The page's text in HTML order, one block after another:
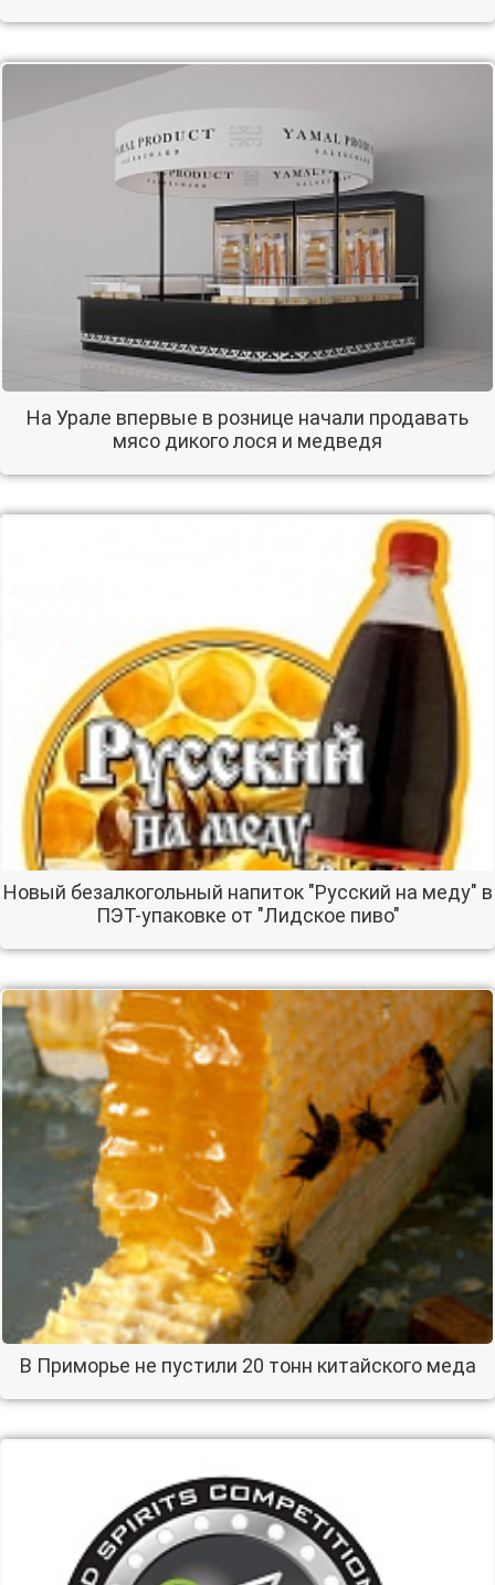
На Урале впервые в рознице начали продавать
мясо дикого лося и медведя
Новый безалкогольный напиток "Русский на меду" в
ПЭТ-упаковке от "Лидское пиво"
В Приморье не пустили 20 тонн китайского меда